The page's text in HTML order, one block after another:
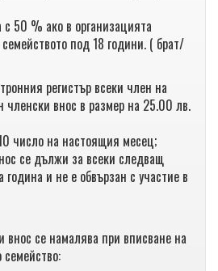
50 % ако в организацията
под 18 години. ( брат/
регистър всеки член на
членски внос в размер на 25.00 лв.
число на настоящия месец;
се дължи за всеки следващ
и не е обвързан с участие в
внос се намалява при вписване на